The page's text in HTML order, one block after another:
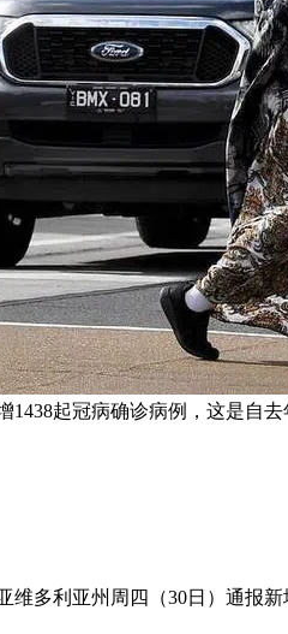
1438起冠病确诊病例，这是自
维多利亚州周四（30日）通报